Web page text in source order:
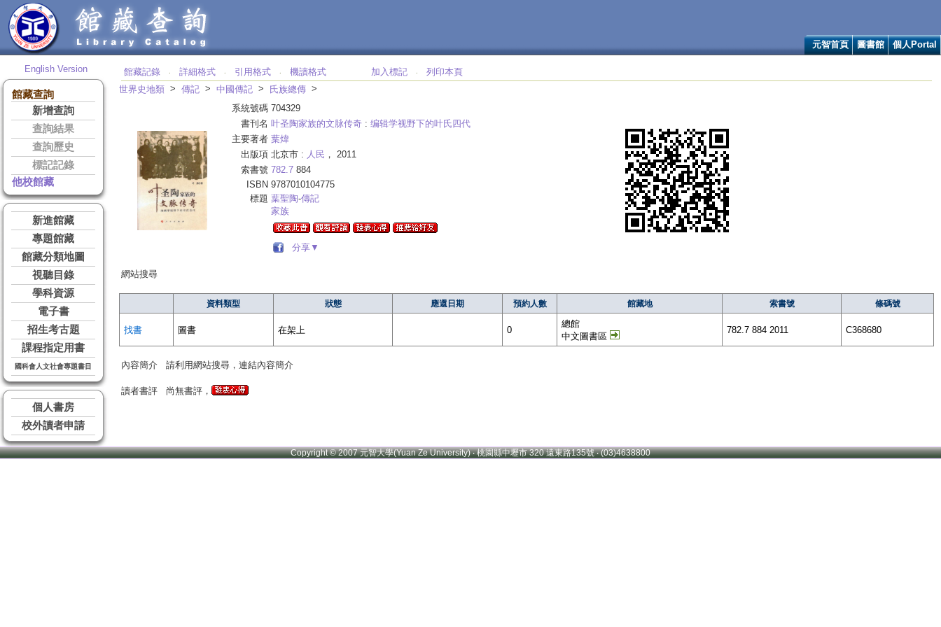
元智首頁 圖書館 個人Portal
English Version
館藏查詢
新增查詢
查詢結果
查詢歷史
標記記錄
他校館藏
新進館藏
專題館藏
館藏分類地圖
視聽目錄
學科資源
電子書
招生考古題
課程指定用書
國科會人文社會專題書目
個人書房
校外讀者申請
館藏記錄 ‧ 詳細格式 ‧ 引用格式 ‧ 機讀格式 加入標記 ‧
列印本頁
世界史地類 > 傳記 > 中國傳記 > 氏族總傳 >
系統號碼 704329
書刊名 叶圣陶家族的文脉传奇 : 编辑学视野下的叶氏四代
主要著者 葉煒
出版項 北京市 : 人民 ， 2011
索書號 782.7 884
ISBN 9787010104775
標題 葉聖陶-傳記
家族
分享▼
網站搜尋
資料類型 狀態 應還日期 預約人數 館藏地 索書號 條碼號
找書 圖書 在架上 0
總館
中文圖書區
782.7 884 2011 C368680
內容簡介 請利用網站搜尋，連結內容簡介
讀者書評 尚無書評，
Copyright © 2007 元智大學(Yuan Ze University) ‧ 桃園縣中壢市 320 遠東路135號 ‧ (03)4638800